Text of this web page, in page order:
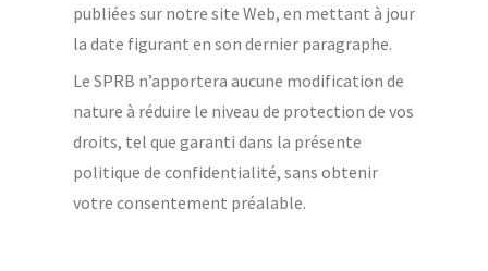
publiées sur notre site Web, en mettant à jour
la date figurant en son dernier paragraphe.
Le SPRB n’apportera aucune modification de
nature à réduire le niveau de protection de vos
droits, tel que garanti dans la présente
politique de confidentialité, sans obtenir
votre consentement préalable.